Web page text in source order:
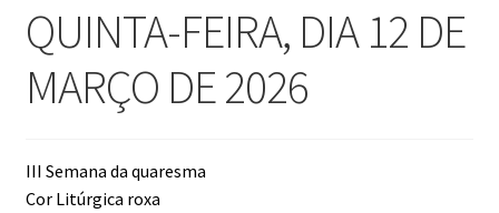
Liturgia Diária
Horários de missas
Pedidos de oração, testemunho ou música
QUINTA-FEIRA, DIA 12 DE
MARÇO DE 2026
III Semana da quaresma
Cor Litúrgica roxa